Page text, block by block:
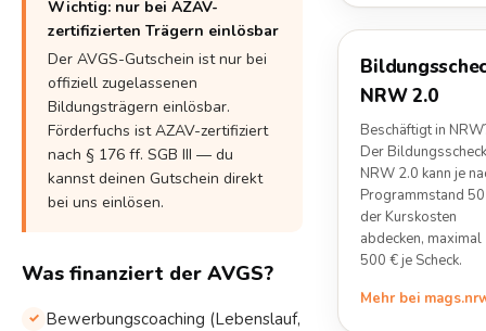
Wichtig: nur bei AZAV-
zertifizierten Trägern einlösbar
Der AVGS-Gutschein ist nur bei
offiziell zugelassenen
Bildungsträgern einlösbar.
Förderfuchs ist AZAV-zertifiziert
nach § 176 ff. SGB III — du
kannst deinen Gutschein direkt
bei uns einlösen.
Was finanziert der AVGS?
Bewerbungscoaching (Lebenslauf,
NRW 2.0
Beschäftigt in
Der
NRW 2.0 kann je
Programmstand
der Kurskosten
abdecken, maximal
500 € je Scheck.
Mehr bei